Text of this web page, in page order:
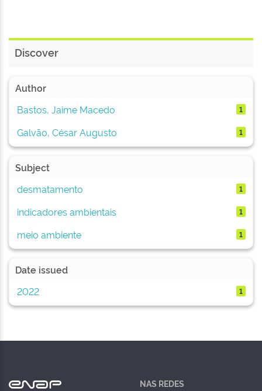
Discover
Author
Bastos, Jaime Macedo
1
Galvão, César Augusto 1
Subject
desmatamento
1
indicadores ambientais 1
meio ambiente 1
Date issued
2022
1
NAS REDES